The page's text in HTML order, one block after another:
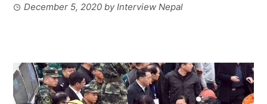
December 5, 2020 byInterview Nepal